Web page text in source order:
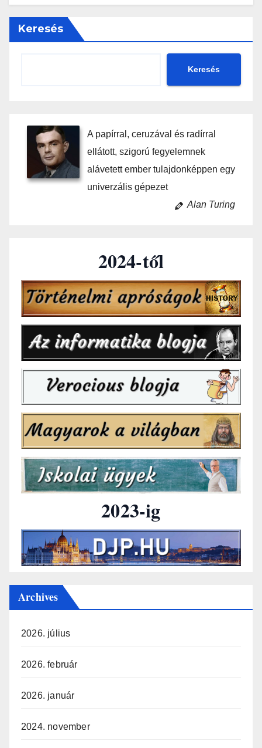
Keresés
Keresés
A papírral, ceruzával és radírral
ellátott, szigorú fegyelemnek
alávetett ember tulajdonképpen egy
univerzális gépezet
Alan Turing
2024-től
2023-ig
Archives
2026. július
2026. február
2026. január
2024. november